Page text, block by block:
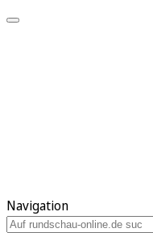
Navigation